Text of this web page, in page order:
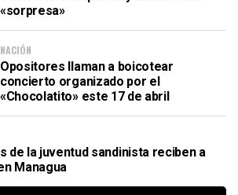
«sorpresa»
NACIÓN
Opositores llaman a boicotear
concierto organizado por el
«Chocolatito» este 17 de abril
de la juventud sandinista reciben a
Managua